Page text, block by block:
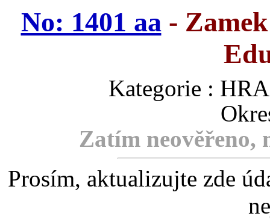
No: 1401 aa- Zamek
Kategorie :
Zatím
Prosím, aktualizujte zde